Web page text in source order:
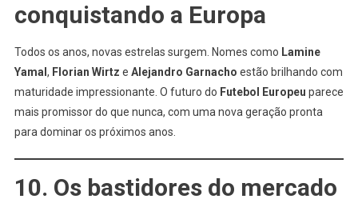
conquistando a Europa
Todos os anos, novas estrelas surgem. Nomes como Lamine
Yamal , Florian Wirtz e Alejandro Garnacho estão brilhando com
maturidade impressionante. O futuro do Futebol Europeu parece
mais promissor do que nunca, com uma nova geração pronta
para dominar os próximos anos.
10. Os bastidores do mercado